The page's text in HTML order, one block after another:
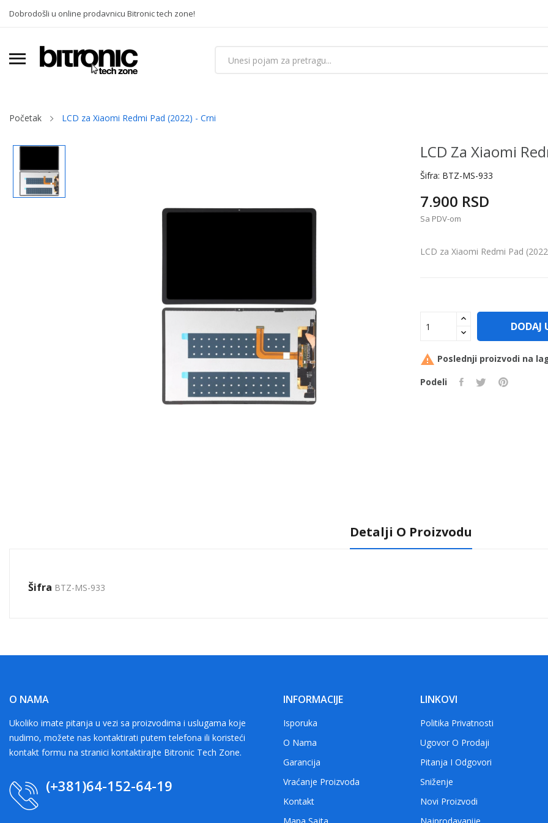
Dobrodošli u online prodavnicu Bitronic tech zone!
Početak LCD za Xiaomi Redmi Pad (2022) - Crni
LCD Za Xiaomi
Šifra: BTZ-MS-933
7.900 RSD
Sa PDV-om
LCD za Xiaomi Redmi Pad
DODAJ
 Poslednji proizvodi na
Podeli
Detalji O Proizvodu
Šifra BTZ-MS-933
O NAMA
Ukoliko imate pitanja u vezi sa proizvodima i uslugama koje
nudimo, možete nas kontaktirati putem telefona ili koristeći
kontakt formu na stranici kontaktirajte Bitronic Tech Zone.
(+381)64-152-64-19
INFORMACIJE
Isporuka
O Nama
Garancija
Vraćanje Proizvoda
Kontakt
LINKOVI
Politika Privatnosti
Ugovor O Prodaji
Pitanja I Odgovori
Sniženje
Novi Proizvodi